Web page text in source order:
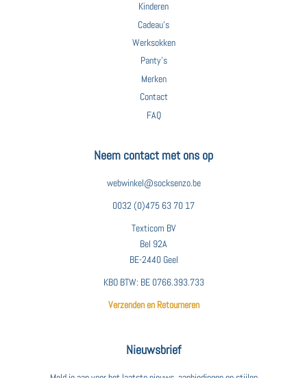
Kinderen
Cadeau's
Werksokken
Panty's
Merken
Contact
FAQ
Neem contact met ons op
webwinkel@socksenzo.be
0032 (0)475 63 70 17
Texticom BV
Bel 92A
BE-2440 Geel
KBO BTW: BE 0766.393.733
Verzenden en Retourneren
Nieuwsbrief